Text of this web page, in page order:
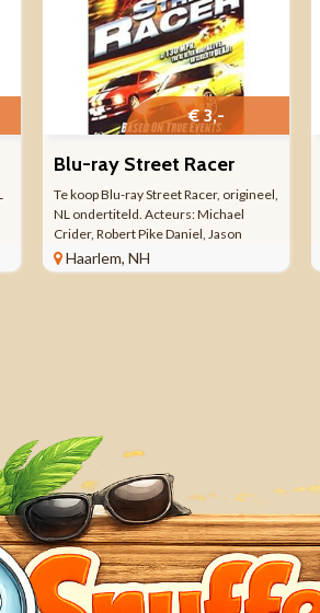
€ 3,-
Blu-ray Street Racer
Te koop Blu-ray Street Racer, origineel,
NL ondertiteld. Acteurs: Michael
Crider, Robert Pike Daniel, Jason
Ellefson, Dustin Fitzsimons, Clint
Browning, Dorothy Drury. Regisseur:
Haarlem, NH